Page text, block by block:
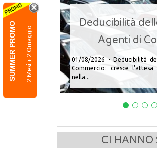
SUMMER PROMO 2 Mesi + 2 Omaggio
per gli
degli Agenti di
Pensione
25/07/2026 - Quando può
Agente di Commercio? È una
CI HANNO